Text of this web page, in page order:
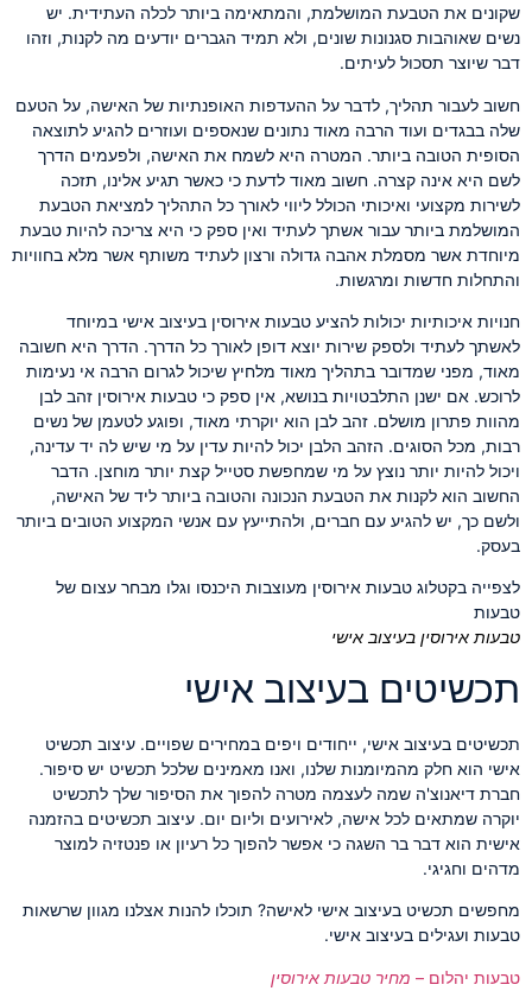
שקונים את הטבעת המושלמת, והמתאימה ביותר לכלה העתידית. יש
נשים שאוהבות סגנונות שונים, ולא תמיד הגברים יודעים מה לקנות, וזהו
דבר שיוצר תסכול לעיתים.
חשוב לעבור תהליך, לדבר על ההעדפות האופנתיות של האישה, על הטעם
שלה בבגדים ועוד הרבה מאוד נתונים שנאספים ועוזרים להגיע לתוצאה
הסופית הטובה ביותר. המטרה היא לשמח את האישה, ולפעמים הדרך
לשם היא אינה קצרה. חשוב מאוד לדעת כי כאשר תגיע אלינו, תזכה
לשירות מקצועי ואיכותי הכולל ליווי לאורך כל התהליך למציאת הטבעת
המושלמת ביותר עבור אשתך לעתיד ואין ספק כי היא צריכה להיות טבעת
מיוחדת אשר מסמלת אהבה גדולה ורצון לעתיד משותף אשר מלא בחוויות
והתחלות חדשות ומרגשות.
חנויות איכותיות יכולות להציע טבעות אירוסין בעיצוב אישי במיוחד
לאשתך לעתיד ולספק שירות יוצא דופן לאורך כל הדרך. הדרך היא חשובה
מאוד, מפני שמדובר בתהליך מאוד מלחיץ שיכול לגרום הרבה אי נעימות
לרוכש. אם ישנן התלבטויות בנושא, אין ספק כי טבעות אירוסין זהב לבן
מהוות פתרון מושלם. זהב לבן הוא יוקרתי מאוד, ופוגע לטעמן של נשים
רבות, מכל הסוגים. הזהב הלבן יכול להיות עדין על מי שיש לה יד עדינה,
ויכול להיות יותר נוצץ על מי שמחפשת סטייל קצת יותר מוחצן. הדבר
החשוב הוא לקנות את הטבעת הנכונה והטובה ביותר ליד של האישה,
ולשם כך, יש להגיע עם חברים, ולהתייעץ עם אנשי המקצוע הטובים ביותר
בעסק.
לצפייה בקטלוג טבעות אירוסין מעוצבות היכנסו וגלו מבחר עצום של
טבעות
טבעות אירוסין בעיצוב אישי
תכשיטים בעיצוב אישי
תכשיטים בעיצוב אישי, ייחודים ויפים במחירים שפויים. עיצוב תכשיט
אישי הוא חלק מהמיומנות שלנו, ואנו מאמינים שלכל תכשיט יש סיפור.
חברת דיאנוצ'ה שמה לעצמה מטרה להפוך את הסיפור שלך לתכשיט
יוקרה שמתאים לכל אישה, לאירועים וליום יום. עיצוב תכשיטים בהזמנה
אישית הוא דבר בר השגה כי אפשר להפוך כל רעיון או פנטזיה למוצר
מדהים וחגיגי.
מחפשים תכשיט בעיצוב אישי לאישה? תוכלו להנות אצלנו מגוון שרשאות
טבעות ועגילים בעיצוב אישי.
טבעות יהלום – מחיר טבעות אירוסין